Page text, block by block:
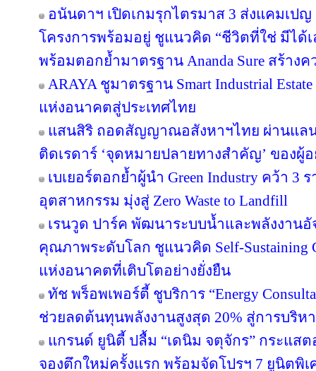
อนันดาฯ เปิดเกมรุกไตรมาส 3 ส่งแคมเปญ
โครงการพร้อมอยู่ ชูแนวคิด “ชีวิตที่ใช่ มีได้
พร้อมตอกย้ำมาตรฐาน Ananda Sure สร้าง
ARAYA ชูมาตรฐาน Smart Industrial
แห่งอนาคตสู่ประเทศไทย
แสนสิริ ถอดสัญญาณอสังหาฯไทย ผ่านแล
ติดเรดาร์ ‘จุดหมายปลายทางสำคัญ’ ของผู้
เบเยอร์ตอกย้ำผู้นำ Green Industry คว้า 3
อุตสาหกรรม มุ่งสู่ Zero Waste to Landfill
เรนวูด ปาร์ค พัฒนาระบบน้ำและพลังงาน
คุณภาพระดับโลก ชูแนวคิด Self-Sustaining
แห่งอนาคตที่เติบโตอย่างยั่งยืน
ทัช พร็อพเพอร์ตี้ ชูบริการ “Energy
ช่วยลดต้นทุนพลังงานสูงสุด 20% สู่การบริห
แกรนด์ ยูนิตี้ ปลื้ม “เดนิม จตุจักร” กระแสต
จองตึกใหม่ครั้งแรก พร้อมจัดโปรฯ 7 ยูนิตพิเ